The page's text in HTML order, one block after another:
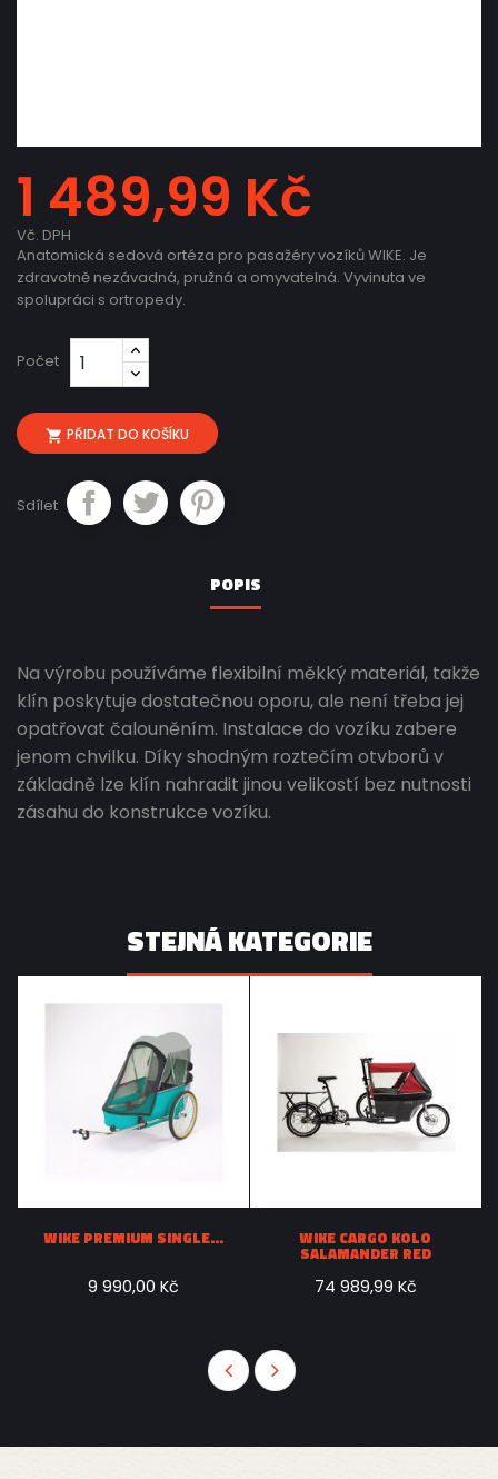
1 489,99 Kč
Vč. DPH
Anatomická sedová ortéza pro pasažéry vozíků WIKE. Je
zdravotně nezávadná, pružná a omyvatelná. Vyvinuta ve
spolupráci s ortropedy.
Počet
 PŘIDAT DO KOŠÍKU
Sdílet
POPIS
Na výrobu používáme flexibilní měkký materiál, takže
klín poskytuje dostatečnou oporu, ale není třeba jej
opatřovat čalouněním. Instalace do vozíku zabere
jenom chvilku. Díky shodným roztečím otvborů v
základně lze klín nahradit jinou velikostí bez nutnosti
zásahu do konstrukce vozíku.
STEJNÁ KATEGORIE
WIKE PREMIUM SINGLE...
9 990,00 Kč
WIKE CARGO KOLO
SALAMANDER RED
74 989,99 Kč